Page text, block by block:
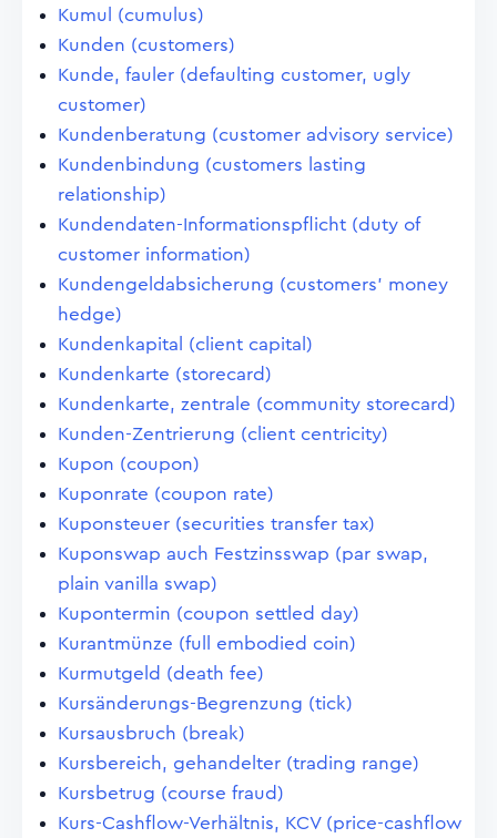
Kumul (cumulus)
Kunden (customers)
Kunde, fauler (defaulting customer, ugly
customer)
Kundenberatung (customer advisory service)
Kundenbindung (customers lasting
relationship)
Kundendaten-Informationspflicht (duty of
customer information)
Kundengeldabsicherung (customers' money
hedge)
Kundenkapital (client capital)
Kundenkarte (storecard)
Kundenkarte, zentrale (community storecard)
Kunden-Zentrierung (client centricity)
Kupon (coupon)
Kuponrate (coupon rate)
Kuponsteuer (securities transfer tax)
Kuponswap auch Festzinsswap (par swap,
plain vanilla swap)
Kupontermin (coupon settled day)
Kurantmünze (full embodied coin)
Kurmutgeld (death fee)
Kursänderungs-Begrenzung (tick)
Kursausbruch (break)
Kursbereich, gehandelter (trading range)
Kursbetrug (course fraud)
Kurs-Cashflow-Verhältnis, KCV (price-cashflow